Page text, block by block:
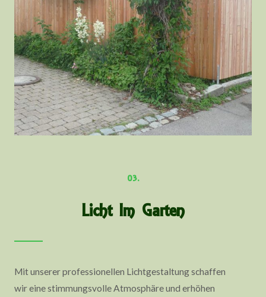
03.
Licht Im Garten
Mit unserer professionellen Lichtgestaltung schaffen
wir eine stimmungsvolle Atmosphäre und erhöhen